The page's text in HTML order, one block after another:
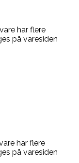
har flere
på varesiden
har flere
på varesiden